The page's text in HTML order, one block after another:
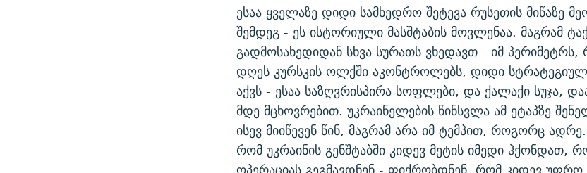
ესაა ყველაზე დიდი სამხედრო შეტევა რუსეთის მიწაზე
შემდეგ - ეს ისტორიული მასშტაბის მოვლენაა. მაგრამ
გადმოსახედიდან სხვა სურათს ვხედავთ - იმ
დღეს კურსკის ოლქში აკონტროლებს, დიდი
აქვს - ესაა საზღვრისპირა სოფლები, და ქალაქი სუჯა,
მდე მცხოვრებით. უკრაინელების წინსვლა ამ ეტაპზე
ისევ მიიწევენ წინ, მაგრამ არა იმ ტემპით, როგორც
რომ უკრაინის გენშტაბში კიდევ მეტის იმედი ჰქონდათ,